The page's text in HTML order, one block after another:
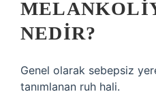
NEDIR?
Genel olarak sebepsiz
tanımlanan ruh hali.